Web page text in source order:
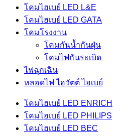
โคมไฮเบย์ LED L&E
โคมไฮเบย์ LED GATA
โคมโรงงาน
โคมกันน้ำกันฝุ่น
โคมไฟกันระเบิด
ไฟฉุกเฉิน
หลอดไฟ ไฮวัตต์ ไฮเบย์
โคมไฮเบย์ LED ENRICH
โคมไฮเบย์ LED PHILIPS
โคมไฮเบย์ LED BEC